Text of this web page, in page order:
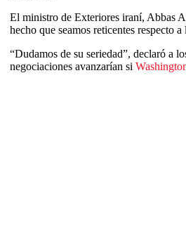
El ministro de Exteriores iraní, Abbas
hecho que seamos reticentes respecto
“Dudamos de su seriedad”, declaró a
negociaciones avanzarían si